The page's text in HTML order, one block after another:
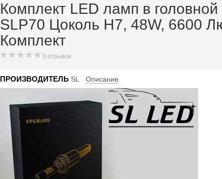
Комплект LED ламп в головной
SLP70 Цоколь H7, 48W, 6600
Комплект
0 отзывов
ПРОИЗВОДИТЕЛЬ SL Описание